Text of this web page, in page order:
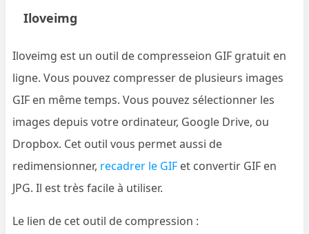
Iloveimg
Iloveimg est un outil de compresseion GIF gratuit en
ligne. Vous pouvez compresser de plusieurs images
GIF en même temps. Vous pouvez sélectionner les
images depuis votre ordinateur, Google Drive, ou
Dropbox. Cet outil vous permet aussi de
redimensionner, recadrer le GIF et convertir GIF en
JPG. Il est très facile à utiliser.
Le lien de cet outil de compression :